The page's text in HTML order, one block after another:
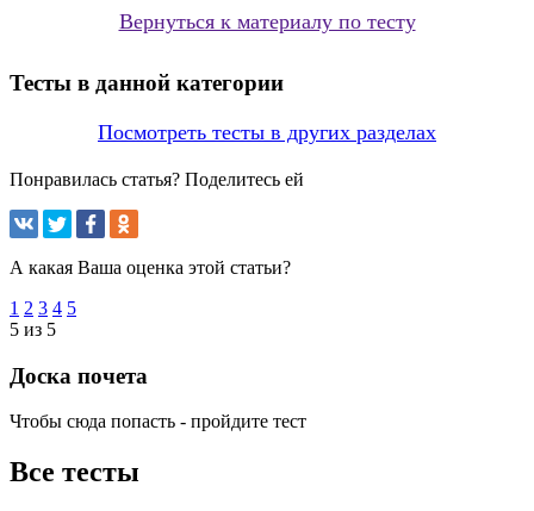
Вернуться к материалу по тесту
Тесты в данной категории
Посмотреть тесты в других разделах
Понравилась статья? Поделитесь ей
А какая Ваша оценка этой статьи?
1 2 3 4 5
5 из 5
Доска почета
Чтобы сюда попасть - пройдите тест
Все тесты